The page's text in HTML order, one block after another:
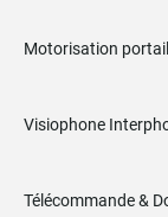
Motorisation
Visiophone
Télécommande &